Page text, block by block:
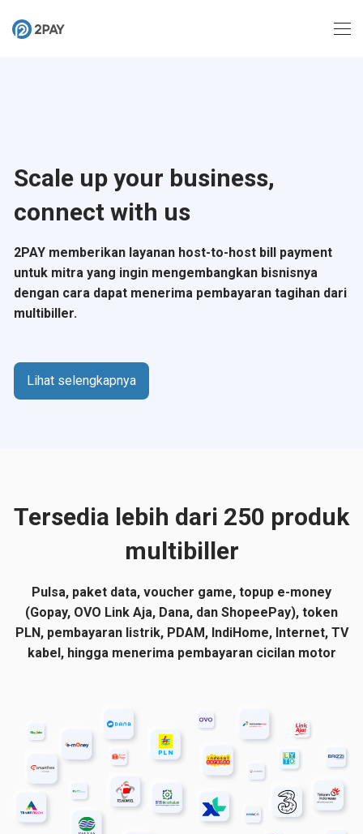
Scale up your business,
connect with us
2PAY memberikan layanan host-to-host bill payment
untuk mitra yang ingin mengembangkan bisnisnya
dengan cara dapat menerima pembayaran tagihan dari
multibiller.
Lihat selengkapnya
Tersedia lebih dari 250 produk
multibiller
Pulsa, paket data, voucher game, topup e-money
(Gopay, OVO Link Aja, Dana, dan ShopeePay), token
PLN, pembayaran listrik, PDAM, IndiHome, Internet, TV
kabel, hingga menerima pembayaran cicilan motor